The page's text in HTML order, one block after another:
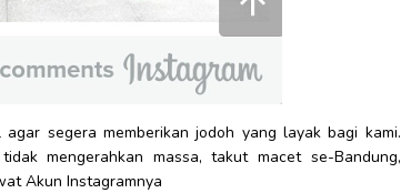
segera memberikan jodoh yang layak bagi kami.
mengerahkan massa, takut macet se-Bandung,
Akun Instagramnya